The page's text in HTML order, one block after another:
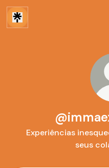
Experiências
seus